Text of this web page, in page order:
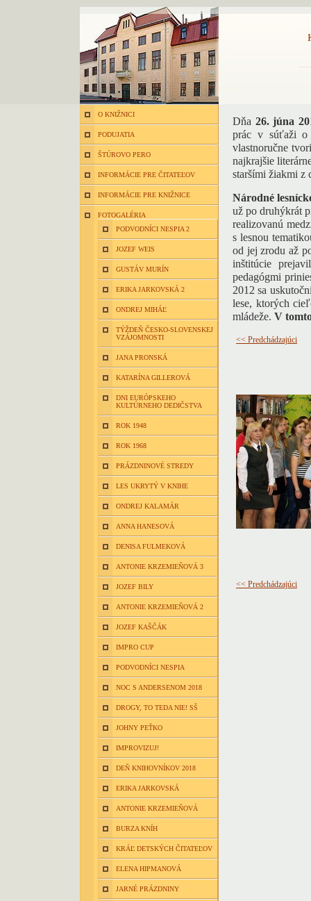
O KNIŽNICI
PODUJATIA
ŠTÚROVO PERO
INFORMÁCIE PRE ČITATEĽOV
INFORMÁCIE PRE KNIŽNICE
FOTOGALÉRIA
PODVODNÍCI NESPIA 2
JOZEF WEIS
GUSTÁV MURÍN
ERIKA JARKOVSKÁ 2
ONDREJ MIHÁĽ
TÝŽDEŇ ČESKO-SLOVENSKEJ
VZÁJOMNOSTI
JANA PRONSKÁ
KATARÍNA GILLEROVÁ
DNI EURÓPSKEHO
KULTÚRNEHO DEDIČSTVA
ROK 1948
ROK 1968
PRÁZDNINOVÉ STREDY
LES UKRYTÝ V KNIHE
ONDREJ KALAMÁR
ANNA HANESOVÁ
DENISA FULMEKOVÁ
ANTONIE KRZEMIEŇOVÁ 3
JOZEF BILY
ANTONIE KRZEMIEŇOVÁ 2
JOZEF KAŠČÁK
IMPRO CUP
PODVODNÍCI NESPIA
NOC S ANDERSENOM 2018
DROGY, TO TEDA NIE! SŠ
JOHNY PEŤKO
IMPROVIZUJ!
DEŇ KNIHOVNÍKOV 2018
ERIKA JARKOVSKÁ
ANTONIE KRZEMIEŇOVÁ
BURZA KNÍH
KRÁĽ DETSKÝCH ČITATEĽOV
ELENA HIPMANOVÁ
JARNÉ PRÁZDNINY
Dňa 26. júna
prác v súťaži
vlastnoručne
najkrajšie
staršími žiakmi z
Národné
už po druhýkrát
realizovanú
s lesnou
od jej zrodu až
inštitúcie
pedagógmi
2012 sa
lese, ktorých
mládeže. V
<< Predchádzajúci
<< Predchádzajúci